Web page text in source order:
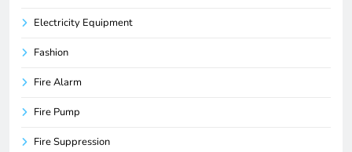
Electricity Equipment
Fashion
Fire Alarm
Fire Pump
Fire Suppression